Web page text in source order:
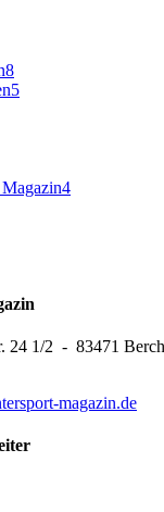
8
5
4
24 1/2 - 83471
magazin.de